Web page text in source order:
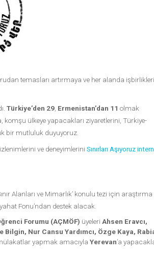
temasları artırmaya ve her alanda
Türkiye’den 29 Ermenistan’dan 11 olmak
ülkeye yapacakları ziyaretlerini, Türkiye-
bir mutluluk duyuyoruz.
ve deneyimlerini Sınırları Aşıyoruz
Alanları ve Mimarlık’ konulu tezi için araştırma
Fonu’ndan destek alacak.
Forumu (AÇMÖF) üyeleri Ahsen Eravcı,
Nur Cansu Yardımcı, Özge Kaya,
yapmak amacıyla Yerevan’a